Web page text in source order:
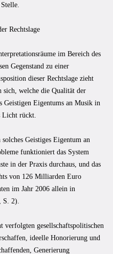
Rechtslage
im Bereich des
Gegenstand zu einer
dieser Rechtslage zieht
sich, welche die Qualität der
Geistigen Eigentums an Musik in
Licht rückt.
Geistiges Eigentum an
funktioniert das System
in der Praxis durchaus, und das
von 126 Milliarden Euro
im Jahr 2006 allein in
2).
verfolgten gesellschaftspolitischen
ideelle Honorierung und
Generierung